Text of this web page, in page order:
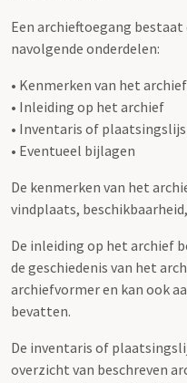
Een archieftoegang
navolgende onderdelen:
• Kenmerken van het archief
• Inleiding op het archief
• Inventaris of
• Eventueel bijlagen
De kenmerken van het
vindplaats,
De inleiding op het archief
de geschiedenis van het
archiefvormer en kan ook
bevatten.
De inventaris of
overzicht van beschreven